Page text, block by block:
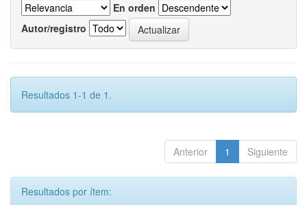
En orden
Autor/registro
Resultados 1-1 de 1.
Anterior 1 Siguiente
Resultados por ítem: